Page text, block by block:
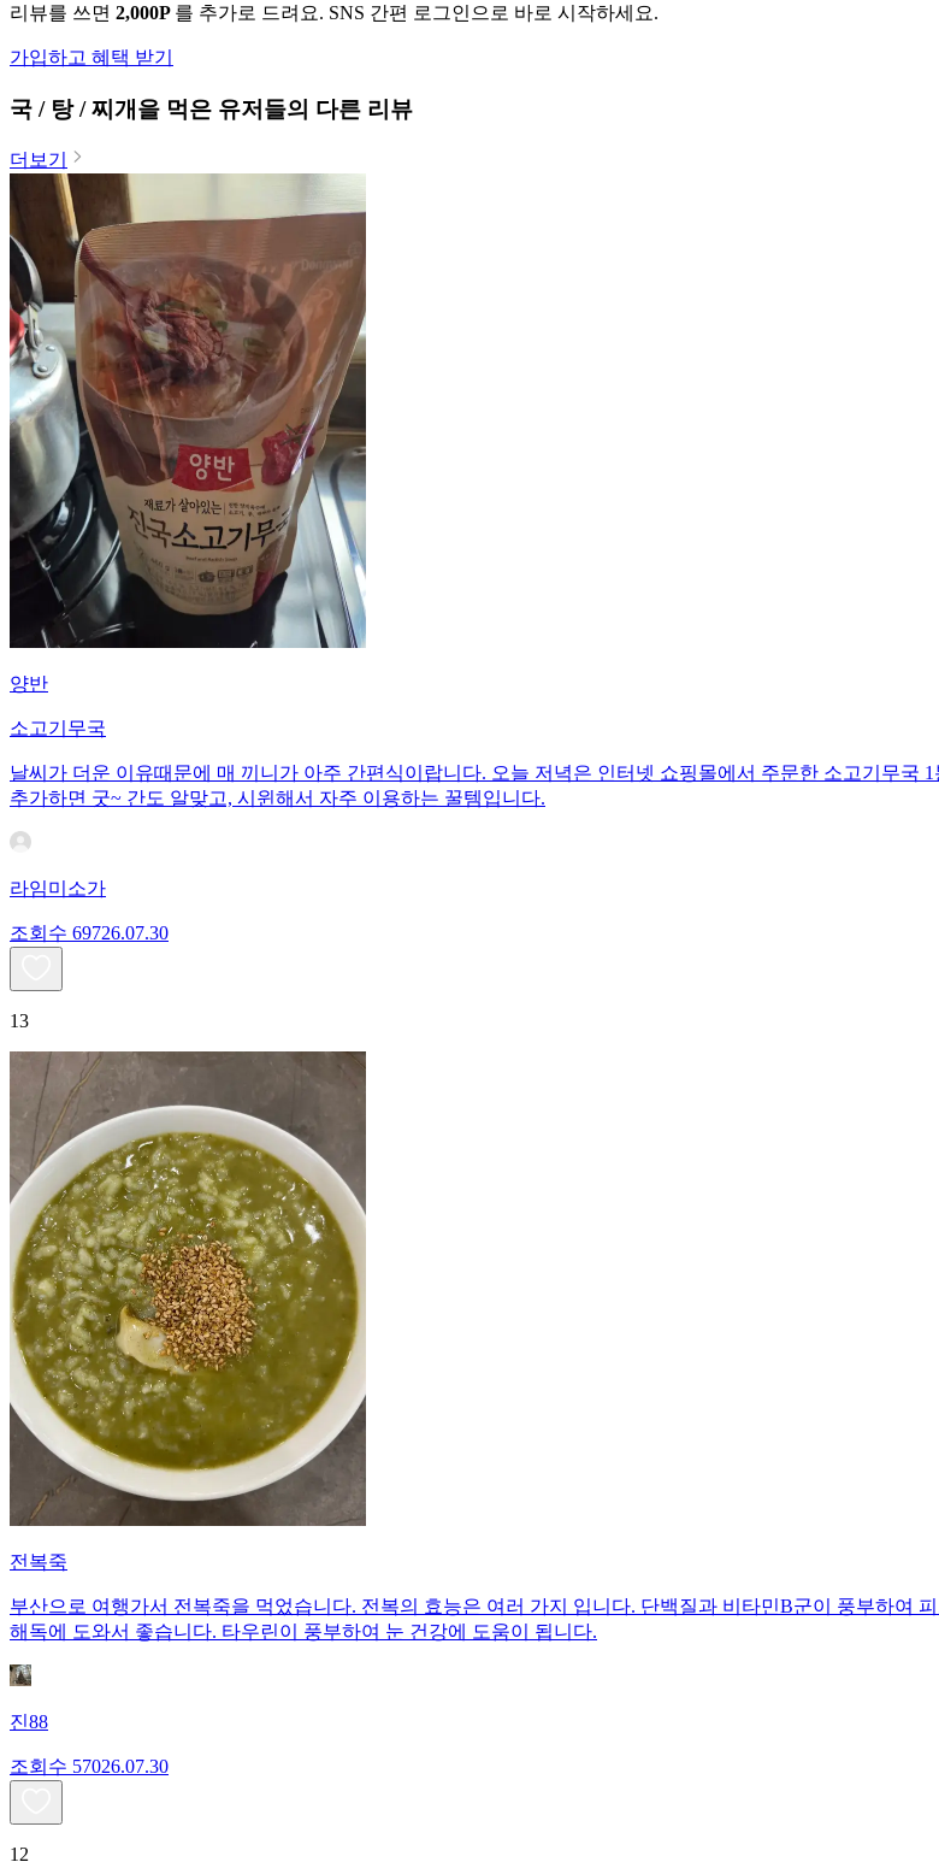
리뷰를 쓰면 2,000P 를 추가로 드려요. SNS 간편 로그인으로 바로 시작하세요.
가입하고 혜택 받기
국 / 탕 / 찌개 을 먹은 유저들의 다른 리뷰
더보기
양반
소고기무국
날씨가 더운 이유때문에 매 끼니가 아주 간편식이랍니다. 오늘 저녁은 인터넷 쇼핑몰에서 주문한 소고기무국
추가하면 굿~ 간도 알맞고, 시윈해서 자주 이용하는 꿀템입니다.
라임미소가
조회수 69726.07.30
13
전복죽
부산으로 여행가서 전복죽을 먹었습니다. 전복의 효능은 여러 가지 입니다. 단백질과 비타민B군이 풍부하여
해독에 도와서 좋습니다. 타우린이 풍부하여 눈 건강에 도움이 됩니다.
진88
조회수 57026.07.30
12